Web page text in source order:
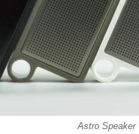
Astro Speaker